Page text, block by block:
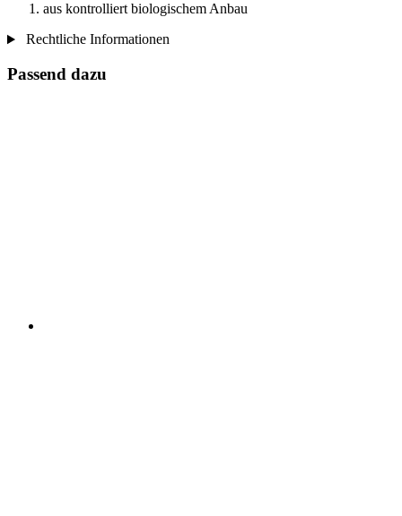
aus kontrolliert biologischem Anbau
Rechtliche Informationen
Passend dazu